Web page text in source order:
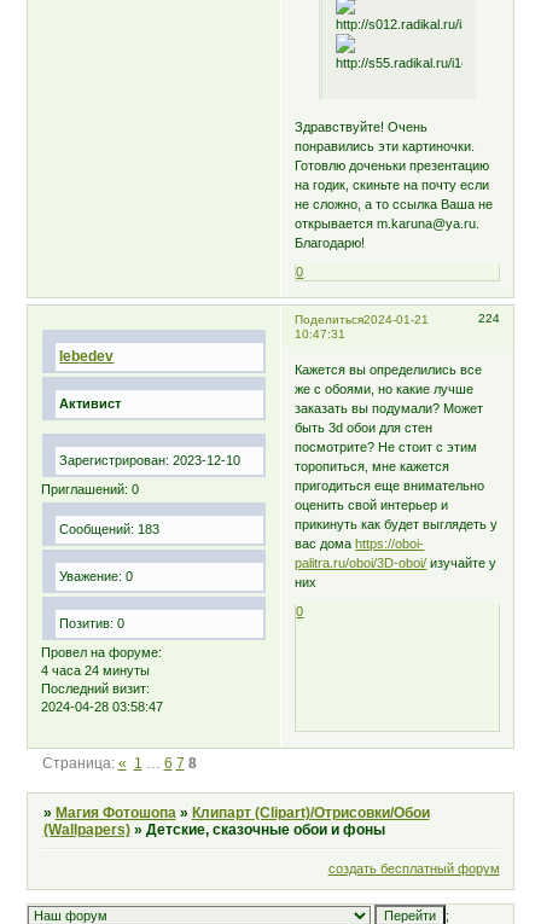
Здравствуйте! Очень
понравились эти картиночки.
Готовлю доченьки презентацию
на годик, скиньте на почту если
не сложно, а то ссылка Ваша не
открывается m.karuna@ya.ru.
Благодарю!
0
Поделиться 224
2024-01-21
10:47:31
lebedev
Активист
Зарегистрирован: 2023-12-10
Приглашений: 0
Сообщений: 183
Уважение: 0
Позитив: 0
Провел на форуме:
4 часа 24 минуты
Последний визит:
2024-04-28 03:58:47
Кажется вы определились все
же с обоями, но какие лучше
заказать вы подумали? Может
быть 3d обои для стен
посмотрите? Не стоит с этим
торопиться, мне кажется
пригодиться еще внимательно
оценить свой интерьер и
прикинуть как будет выглядеть у
вас домаhttps://oboi-
palitra.ru/oboi/3D-oboi/ изучайте у
них
0
Страница: « 1 6 7 8
» Магия Фотошопа » Клипарт (Clipart)/Отрисовки/Обои
(Wallpapers) » Детские, сказочные обои и фоны
создать бесплатный форум
;